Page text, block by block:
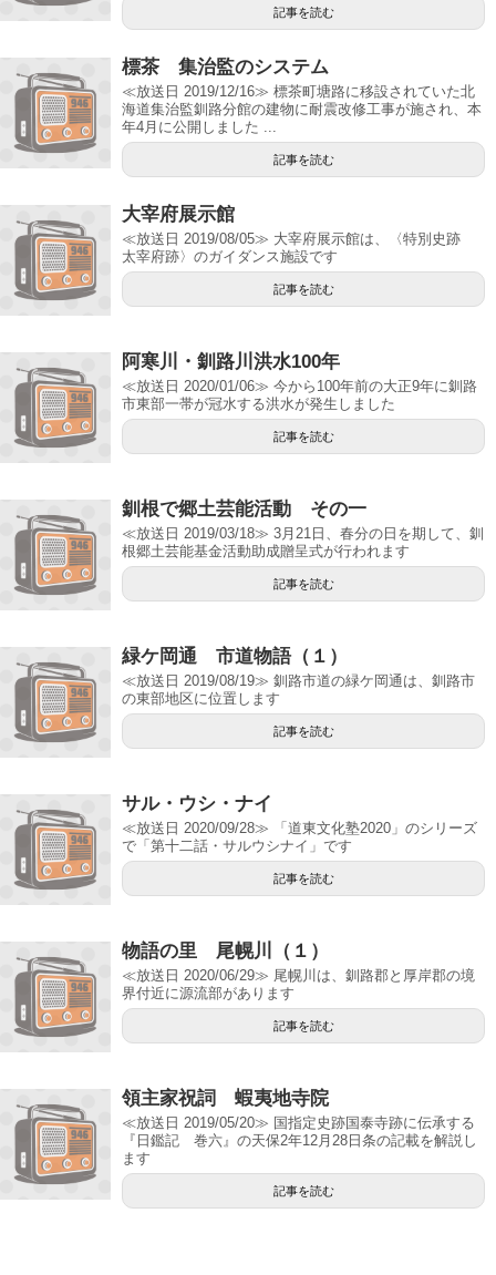
記事を読む
標茶 集治監のシステム
≪放送日 2019/12/16≫ 標茶町塘路に移設されていた北
海道集治監釧路分館の建物に耐震改修工事が施され、本
年4月に公開しました ...
記事を読む
大宰府展示館
≪放送日 2019/08/05≫ 大宰府展示館は、〈特別史跡
太宰府跡〉のガイダンス施設です
記事を読む
阿寒川・釧路川洪水100年
≪放送日 2020/01/06≫ 今から100年前の大正9年に釧路
市東部一帯が冠水する洪水が発生しました
記事を読む
釧根で郷土芸能活動 その一
≪放送日 2019/03/18≫ 3月21日、春分の日を期して、釧
根郷土芸能基金活動助成贈呈式が行われます
記事を読む
緑ケ岡通 市道物語（１）
≪放送日 2019/08/19≫ 釧路市道の緑ケ岡通は、釧路市
の東部地区に位置します
記事を読む
サル・ウシ・ナイ
≪放送日 2020/09/28≫ 「道東文化塾2020」のシリーズ
で「第十二話・サルウシナイ」です
記事を読む
物語の里 尾幌川（１）
≪放送日 2020/06/29≫ 尾幌川は、釧路郡と厚岸郡の境
界付近に源流部があります
記事を読む
領主家祝詞 蝦夷地寺院
≪放送日 2019/05/20≫ 国指定史跡国泰寺跡に伝承する
『日鑑記 巻六』の天保2年12月28日条の記載を解説し
ます
記事を読む